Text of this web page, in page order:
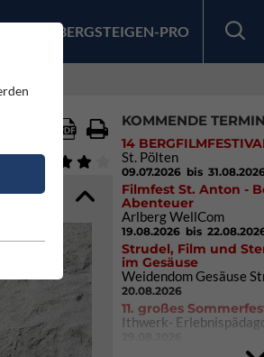
BERGSTEIGEN-PRO
KOMMENDE
14
St. Pölten
09.07.2026 bis
Filmfest St. Anton -
Abenteuer
Arlberg WellCom
19.08.2026 bis
Strudel, Film und
im Gesäuse
Weidendom Gesäuse
20.08.2026
11. großes
Ithwerk-